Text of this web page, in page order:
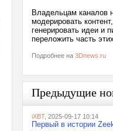
Владельцам каналов
модерировать
генерировать идеи и
переложить часть
Подробнее на 3Dnews.ru
Предыдущие
iXBT, 2025-09-17 10:14
Первый в истории